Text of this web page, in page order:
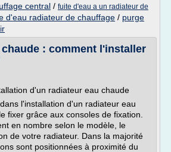
central / fuite d'eau a un radiateur de
d'eau radiateur de chauffage / purge
chaude : comment l'installer
d'un radiateur eau chaude
l'installation d'un radiateur eau
fixer grâce aux consoles de fixation.
en nombre selon le modèle, le
de votre radiateur. Dans la majorité
sont positionnées à proximité du